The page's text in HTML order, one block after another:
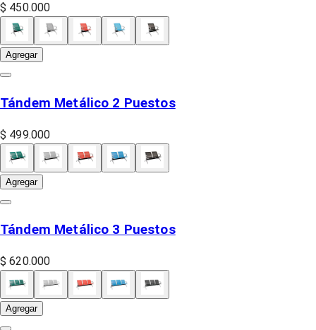
$ 450.000
Agregar
Tándem Metálico 2 Puestos
$ 499.000
Agregar
Tándem Metálico 3 Puestos
$ 620.000
Agregar